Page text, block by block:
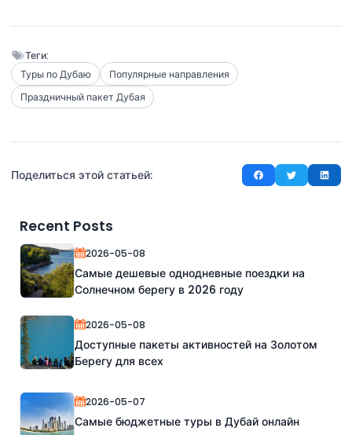
Теги:
Туры по Дубаю
Популярные направления
Праздничный пакет Дубая
Поделиться этой статьей:
Recent Posts
2026-05-08
Самые дешевые однодневные поездки на
Солнечном берегу в 2026 году
2026-05-08
Доступные пакеты активностей на Золотом
Берегу для всех
2026-05-07
Самые бюджетные туры в Дубай онлайн